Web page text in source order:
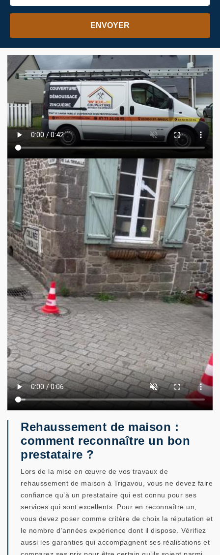
Rehaussement de maison :
comment reconnaître un bon
prestataire ?
Lors de la mise en œuvre de vos travaux de
rehaussement de maison à Trigavou, vous ne devez faire
confiance qu’à un prestataire qui est connu pour ses
services qui sont excellents. Pour en reconnaître un,
vous devez poser comme critère de choix la réputation et
le nombre d’années expérience dont il dispose. Vérifiez
aussi les garanties qui accompagnent ses réalisations et